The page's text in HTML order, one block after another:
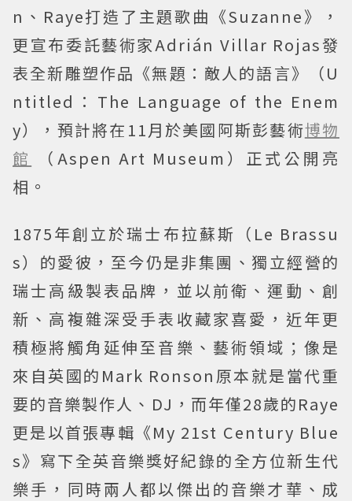
n、Raye打造了主題歌曲《Suzanne》，
更宣布委託藝術家Adrián Villar Rojas發
表全新雕塑作品《無題：敵人的語言》（U
ntitled：The Language of the Enem
y），預計將在11月於美國阿斯彭藝術博物
館
（Aspen Art Museum）正式公開亮
相。
1875年創立於瑞士布拉蘇斯（Le Brassu
s）的愛彼，至今仍是非集團、獨立經營的
瑞士高級製表品牌，並以前衛、運動、創
新、高複雜深受手表收藏家喜愛，近年更
積極將觸角延伸至音樂、藝術領域；像是
來自英國的Mark Ronson原本就是當代重
要的音樂製作人、DJ，而年僅28歲的Raye
更是以首張專輯《My 21st Century Blue
s》寫下全英音樂獎好紀錄的全方位新生代
樂手，同時兩人都以傑出的音樂才華、成